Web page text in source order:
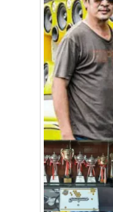
ทรอนิคส์ ม
Caraudiomedia